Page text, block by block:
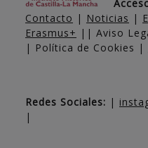
Contacto | Noticias |
Erasmus+ || Aviso
| Política de Cookies |
Redes Sociales: |
|